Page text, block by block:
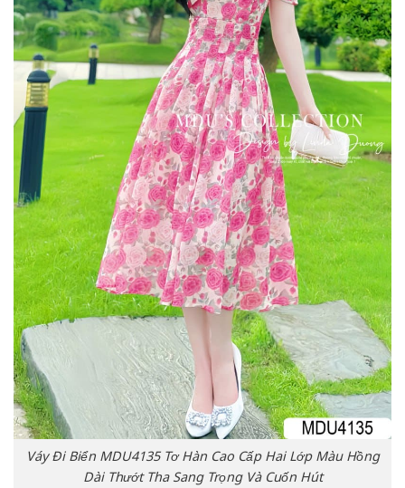
Váy Đi Biển MDU4135 Tơ Hàn Cao Cấp Hai Lớp Màu Hồng
Dài Thướt Tha Sang Trọng Và Cuốn Hút